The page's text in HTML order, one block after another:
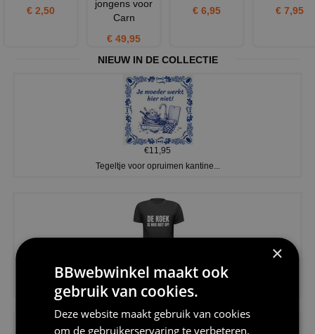
€ 2,50
jongens voor
Carn
€ 49,95
€ 6,95
€ 7,95
NIEUW IN DE COLLECTIE
€11,95
Tegeltje voor opruimen kantine...
€20,95
Shirtje de koek is nog niet op...
×
BBwebwinkel maakt ook
gebruik van cookies.
Deze website maakt gebruik van cookies
om de gebruikerservaring te verbeteren.